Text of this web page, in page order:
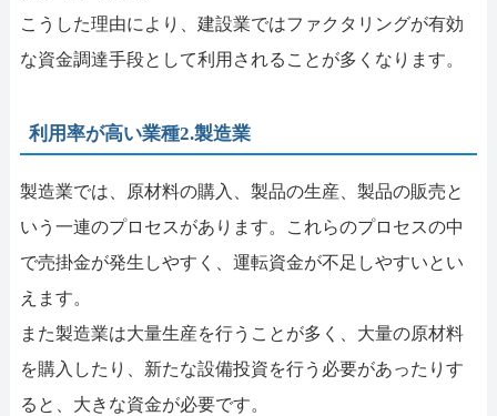
こうした理由により、建設業ではファクタリングが有効
な資金調達手段として利用されることが多くなります。
利用率が高い業種2.製造業
製造業では、原材料の購入、製品の生産、製品の販売と
いう一連のプロセスがあります。これらのプロセスの中
で売掛金が発生しやすく、運転資金が不足しやすいとい
えます。
また製造業は大量生産を行うことが多く、大量の原材料
を購入したり、新たな設備投資を行う必要があったりす
ると、大きな資金が必要です。